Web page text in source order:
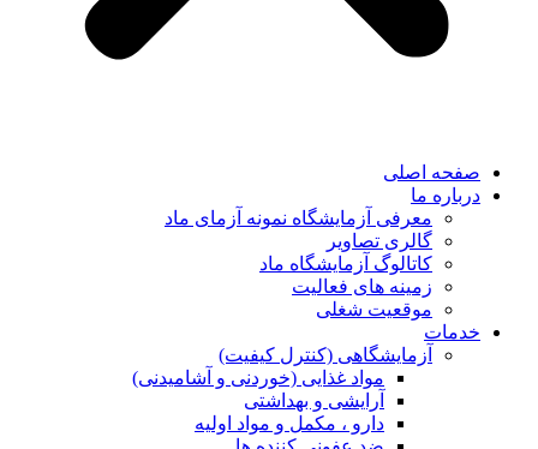
صفحه اصلی
درباره ما
معرفی آزمایشگاه نمونه آزمای ماد
گالری تصاویر
کاتالوگ آزمایشگاه ماد
زمینه های فعالیت
موقعیت شغلی
خدمات
آزمایشگاهی (کنترل کیفیت)
مواد غذایی (خوردنی و آشامیدنی)
آرایشی و بهداشتی
دارو ، مکمل و مواد اولیه